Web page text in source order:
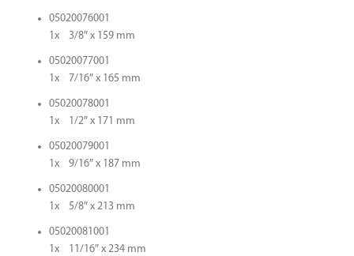
05020076001
1x 3/8″ x 159 mm
05020077001
1x 7/16″ x 165 mm
05020078001
1x 1/2″ x 171 mm
05020079001
1x 9/16″ x 187 mm
05020080001
1x 5/8″ x 213 mm
05020081001
1x 11/16″ x 234 mm